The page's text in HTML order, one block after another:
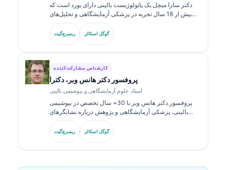
دکتر سارا میچل یک پاتولوژیست بالینی دارای بورد است که
بیش از 18 سال تجربه در پزشکی آزمایشگاهی و تحلیل‌های
تشخیصی دارد. او گواهی‌های تخصصی در شیمی بالینی دارد و
در زمینه پنل‌های نشانگر زیستی و تحلیل‌های آزمایشگاهی در
ریسرچ‌گیت گوگل اسکالر
کارشناس مشارکت‌کننده
پروفسور دکتر هانس وبر، دکترا
استاد علوم آزمایشگاهی و بیوشیمی بالینی
پروفسور دکتر هانس وبر با 30+ سال تخصص در بیوشیمی
بالینی، پزشکی آزمایشگاهی و پژوهش درباره نشانگرهای
زیستی به این حوزه می‌پردازد. او پیش‌تر رئیس انجمن شیمی
بالینی آلمان بوده و در تحلیل پنل‌های تشخیصی،
استانداردسازی نشانگرهای زیستی و پزشکی آزمایشگاهی با
ریسرچ‌گیت گوگل اسکالر